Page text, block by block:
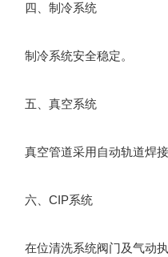
四、制冷系统
制冷系统安全稳定。
五、真空系统
真空管道采用自动轨道焊接
六、CIP系统
在位清洗系统阀门及气动执